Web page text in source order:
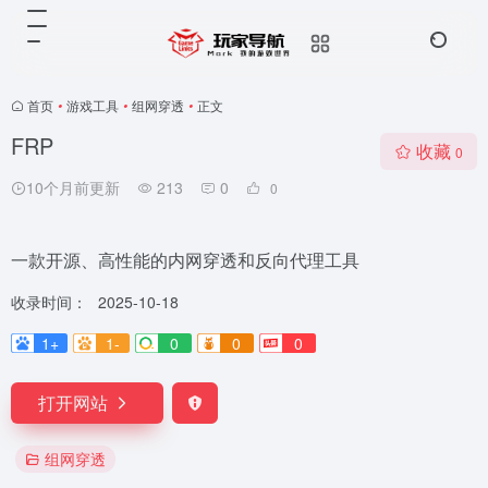
首页 • 游戏工具 • 组网穿透 • 正文
FRP
10个月前更新 213 0 0
收藏 0
一款开源、高性能的内网穿透和反向代理工具
收录时间：
2025-10-18
1+
1- 0 0 0
打开网站
组网穿透